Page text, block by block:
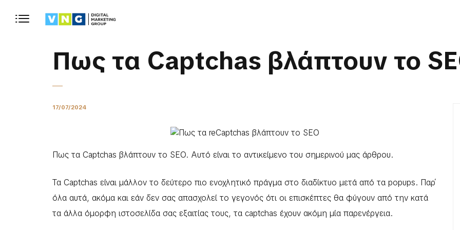
Πως τα Captchas βλάπτουν το
17/07/2024
Πως τα Captchas βλάπτουν το SEO. Αυτό είναι το αντικείμενο του σημερινού μας άρθρου.
Τα Captchas είναι μάλλον το δεύτερο πιο ενοχλητικό πράγμα στο διαδίκτυο μετά από τα popups. Παρ΄
όλα αυτά, ακόμα και εάν δεν σας απασχολεί το γεγονός ότι οι επισκέπτες θα φύγουν από την κατά
τα άλλα όμορφη ιστοσελίδα σας εξαιτίας τους, τα captchas έχουν ακόμη μία παρενέργεια.